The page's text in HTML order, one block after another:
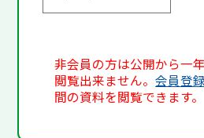
非会員の方は公開から一
閲覧出来ません。会員登録
間の資料を閲覧できます。